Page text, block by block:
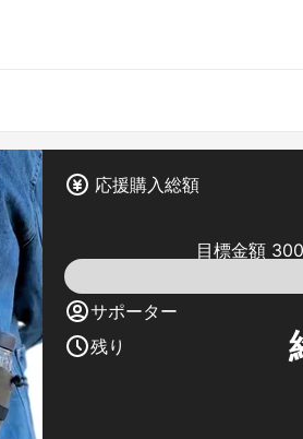
応援購入総額
目標金額
サポーター
残り